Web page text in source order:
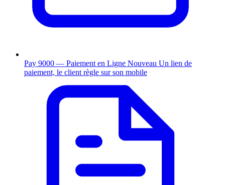
Pay 9000 — Paiement en Ligne Nouveau Un lien de
paiement, le client règle sur son mobile